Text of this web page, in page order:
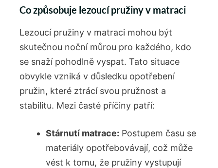
Co způsobuje‍ lezoucí pružiny v matraci
Lezoucí pružiny v matraci mohou‍ být
skutečnou noční můrou pro každého, ⁤kdo
se snaží⁢ pohodlně vyspat. Tato ‌situace
obvykle​ vzniká v důsledku opotřebení⁤
pružin, které ztrácí svou ​pružnost a
stabilitu. Mezi časté příčiny patří:
Stárnutí matrace: Postupem času‌ se
⁣materiály opotřebovávají, což může
vést k tomu, že pružiny ‍vystupují